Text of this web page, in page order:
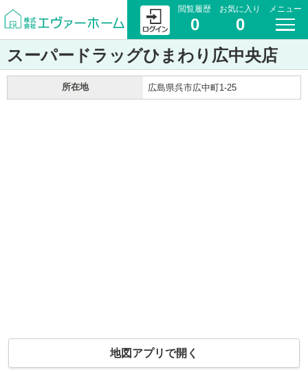
閲覧履歴
0
お気に入り
0
メニュー
スーパードラッグひまわり広中央店
所在地 広島県呉市広中町1-25
地図アプリで開く